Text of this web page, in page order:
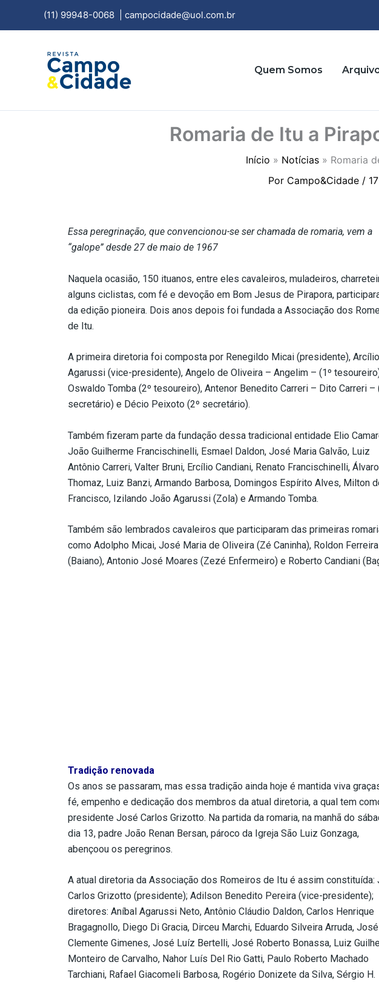
(11) 99948-0068 campocidade@uol.com.br
Quem Somos
Romaria de Itu a
Início Notícias
Romaria
Por Campo&Cidade /
Essa peregrinação, que convencionou-se ser chamada de romaria, vem a
“galope” desde 27 de maio de 1967
Naquela ocasião, 150 ituanos, entre eles cavaleiros, muladeiros,
alguns ciclistas, com fé e devoção em Bom Jesus de Pirapora,
da edição pioneira. Dois anos depois foi fundada a Associação dos
de Itu.
A primeira diretoria foi composta por Renegildo Micai (presidente), Arcílio
Agarussi (vice-presidente), Angelo de Oliveira – Angelim – (1º
Oswaldo Tomba (2º tesoureiro), Antenor Benedito Carreri – Dito Carreri –
secretário) e Décio Peixoto (2º secretário).
Também fizeram parte da fundação dessa tradicional entidade Elio
João Guilherme Francischinelli, Esmael Daldon, José Maria Galvão, Luiz
Antônio Carreri, Valter Bruni, Ercílio Candiani, Renato Francischinelli, Álvaro
Thomaz, Luiz Banzi, Armando Barbosa, Domingos Espírito Alves, Milton
Francisco, Izilando João Agarussi (Zola) e Armando Tomba.
Também são lembrados cavaleiros que participaram das primeiras
como Adolpho Micai, José Maria de Oliveira (Zé Caninha), Roldon Ferreira
(Baiano), Antonio José Moares (Zezé Enfermeiro) e Roberto Candiani
Tradição renovada
Os anos se passaram, mas essa tradição ainda hoje é mantida viva
fé, empenho e dedicação dos membros da atual diretoria, a qual tem
presidente José Carlos Grizotto. Na partida da romaria, na manhã do
dia 13, padre João Renan Bersan, pároco da Igreja São Luiz Gonzaga,
abençoou os peregrinos.
A atual diretoria da Associação dos Romeiros de Itu é assim constituída:
Carlos Grizotto (presidente); Adilson Benedito Pereira (vice-presidente);
diretores: Aníbal Agarussi Neto, Antônio Cláudio Daldon, Carlos Henrique
Bragagnollo, Diego Di Gracia, Dirceu Marchi, Eduardo Silveira Arruda, José
Clemente Gimenes, José Luíz Bertelli, José Roberto Bonassa, Luiz
Monteiro de Carvalho, Nahor Luís Del Rio Gatti, Paulo Roberto Machado
Tarchiani, Rafael Giacomeli Barbosa, Rogério Donizete da Silva, Sérgio H.